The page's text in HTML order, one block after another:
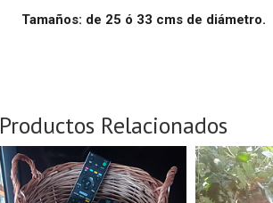
Tamaños: de 25 ó 33 cms de diámetro.
Productos Relacionados